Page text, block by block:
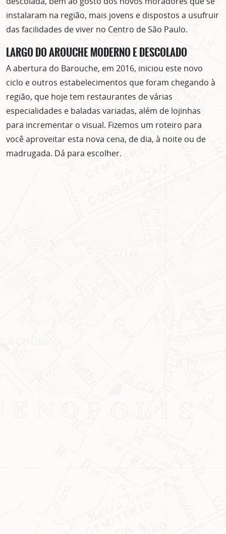
instalaram na região, mais jovens e dispostos a usufruir
das facilidades de viver no Centro de São Paulo.
LARGO DO AROUCHE MODERNO E DESCOLADO
A abertura do Barouche, em 2016, iniciou este novo
ciclo e outros estabelecimentos que foram chegando à
região, que hoje tem restaurantes de várias
especialidades e baladas variadas, além de lojinhas
para incrementar o visual. Fizemos um roteiro para
você aproveitar esta nova cena, de dia, à noite ou de
madrugada. Dá para escolher.